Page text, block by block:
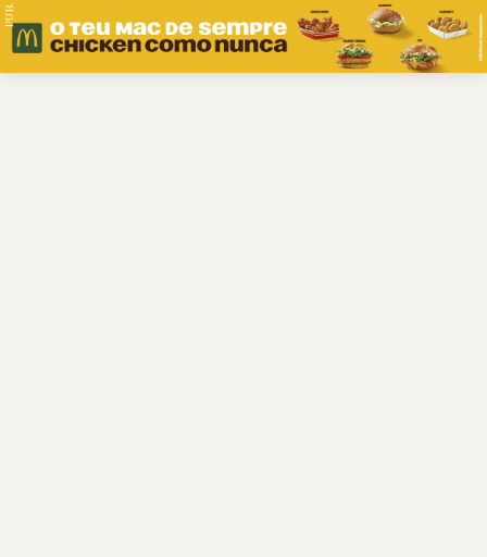
PUB.